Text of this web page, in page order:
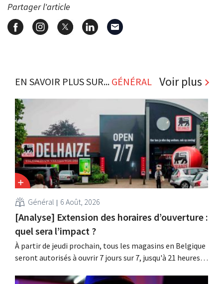
Partager l'article
EN SAVOIR PLUS SUR... GÉNÉRAL Voir plus
Général 6 Août, 2026
[Analyse] Extension des horaires d’ouverture :
quel sera l’impact ?
À partir de jeudi prochain, tous les magasins en Belgique
seront autorisés à ouvrir 7 jours sur 7, jusqu'à 21 heures.
faut. De plus, la législation du travail constitue un